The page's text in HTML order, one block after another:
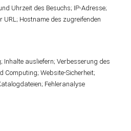
Uhrzeit des Besuchs; IP-Adresse;
URL; Hostname des zugreifenden
Inhalte ausliefern; Verbesserung des
Computing; Website-Sicherheit;
Fehleranalyse